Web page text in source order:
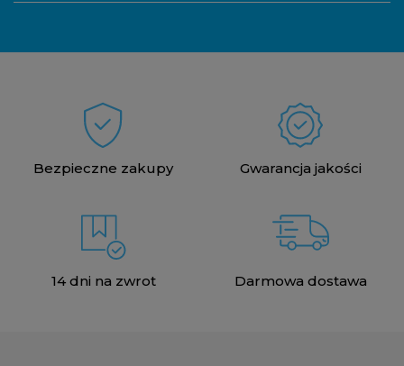
Bezpieczne zakupy Gwarancja jakości
14 dni na zwrot Darmowa dostawa